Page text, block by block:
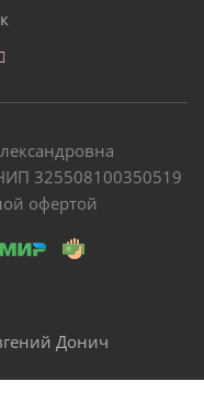
325508100350519
офертой
Донич